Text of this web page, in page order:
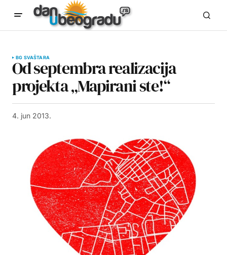
BG SVAŠTARA
Od septembra realizacija
projekta „Mapirani ste!“
4. jun 2013.